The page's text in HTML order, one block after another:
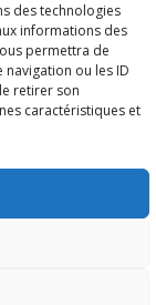
des technologies
informations des
permettra de
ou les ID
retirer son
caractéristiques et
(SAACE)
en